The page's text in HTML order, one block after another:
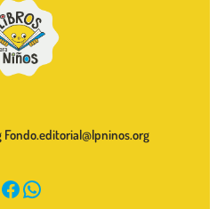
Fondo.editorial@lpninos.org
Facebook WhatsApp